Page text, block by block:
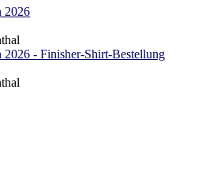
2026
2026 - Finisher-Shirt-Bestellung